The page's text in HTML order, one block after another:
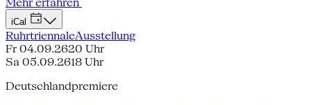
iCal
RuhrtriennaleAusstellung
Fr 04.09.2620 Uhr
Sa 05.09.2618 Uhr
Deutschlandpremiere